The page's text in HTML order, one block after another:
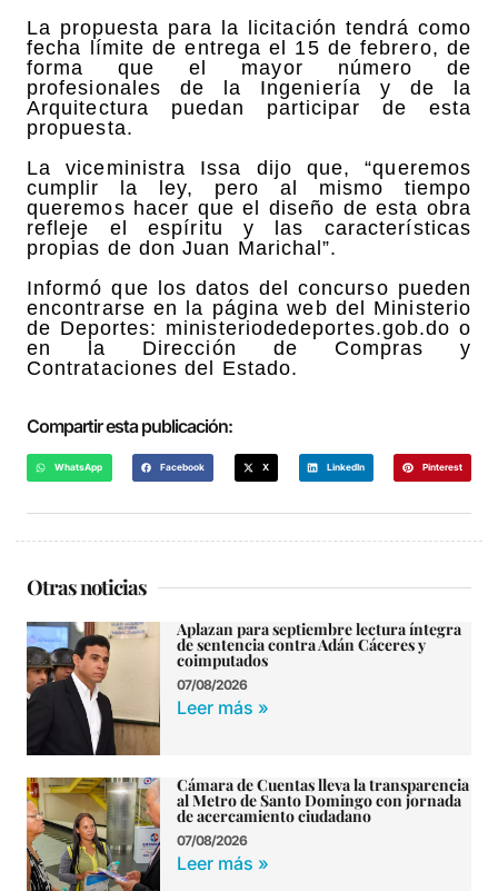
La propuesta para la licitación tendrá como
fecha límite de entrega el 15 de febrero, de
forma que el mayor número de
profesionales de la Ingeniería y de la
Arquitectura puedan participar de esta
propuesta.
La viceministra Issa dijo que, “queremos
cumplir la ley, pero al mismo tiempo
queremos hacer que el diseño de esta obra
refleje el espíritu y las características
propias de don Juan Marichal”.
Informó que los datos del concurso pueden
encontrarse en la página web del Ministerio
de Deportes: ministeriodedeportes.gob.do o
en la Dirección de Compras y
Contrataciones del Estado.
Compartir esta publicación:
WhatsApp Facebook X LinkedIn Pinterest
Otras noticias
Aplazan para septiembre lectura íntegra
de sentencia contra Adán Cáceres y
coimputados
07/08/2026
Leer más »
Cámara de Cuentas lleva la transparencia
al Metro de Santo Domingo con jornada
de acercamiento ciudadano
07/08/2026
Leer más »